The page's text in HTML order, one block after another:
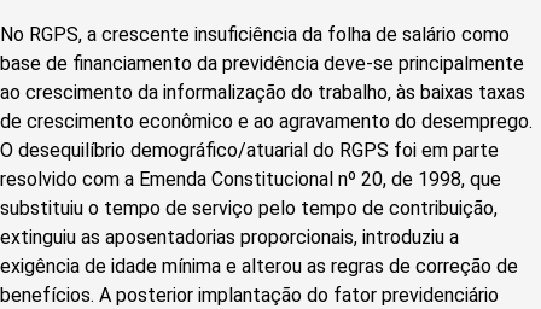
No RGPS, a crescente insuficiência da folha de salário como
base de financiamento da previdência deve-se principalmente
ao crescimento da informalização do trabalho, às baixas taxas
de crescimento econômico e ao agravamento do desemprego.
O desequilíbrio demográfico/atuarial do RGPS foi em parte
resolvido com a Emenda Constitucional nº 20, de 1998, que
substituiu o tempo de serviço pelo tempo de contribuição,
extinguiu as aposentadorias proporcionais, introduziu a
exigência de idade mínima e alterou as regras de correção de
benefícios. A posterior implantação do fator previdenciário